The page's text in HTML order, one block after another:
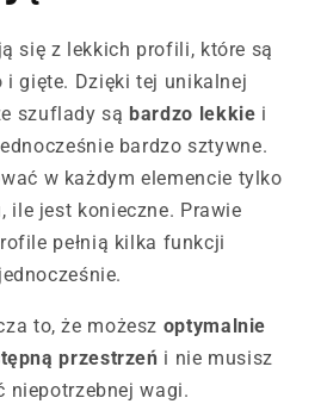
się z lekkich profili, które są
i gięte. Dzięki tej unikalnej
szuflady są bardzo lekkie i
bardzo sztywne.
w każdym elemencie tylko
ile jest konieczne. Prawie
pełnią kilka funkcji
jednocześnie.
to, że możesz optymalnie
przestrzeń i nie musisz
niepotrzebnej wagi.